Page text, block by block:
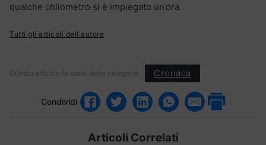
qualche chilometro si è impiegato un’ora.
Tutti gli articoli dell'autore
Questo articolo fa parte delle categorie: Cronaca
Condividi
Articoli Correlati